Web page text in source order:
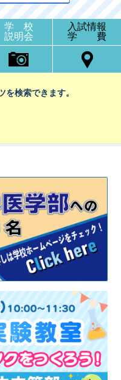
学 校
説明会
入試情報
学 費
を検索できます。